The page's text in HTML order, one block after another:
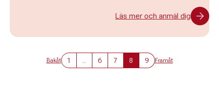
Läs mer och anmäl dig
Bakåt 1 6 7 8 9 Framåt